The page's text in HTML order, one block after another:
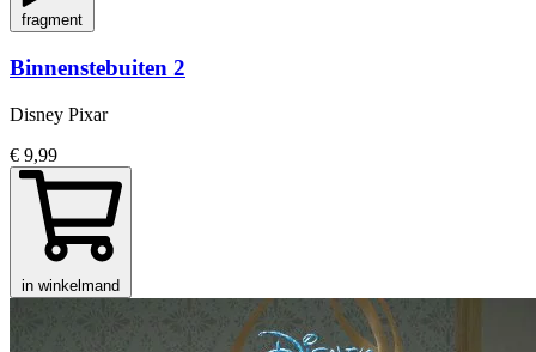
fragment
Binnenstebuiten 2
Disney Pixar
€ 9,99
in winkelmand